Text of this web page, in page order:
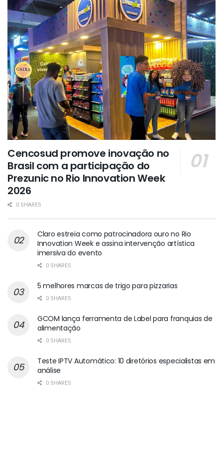
Cencosud promove inovação no
Brasil com a participação do
Prezunic no Rio Innovation Week
2026
0 SHARES
Claro estreia como patrocinadora ouro no Rio
Innovation Week e assina intervenção artística
imersiva do evento
0 SHARES
5 melhores marcas de trigo para pizzarias
0 SHARES
GCOM lança ferramenta de Label para franquias de
alimentação
0 SHARES
Teste IPTV Automático: 10 diretórios especialistas em
análise
0 SHARES